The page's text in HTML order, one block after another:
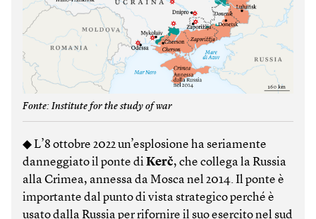
Fonte: Institute for the study of war
◆ L’8 ottobre 2022 un’esplosione ha seriamente
danneggiato il ponte diKerč, che collega la Russia
alla Crimea, annessa da Mosca nel 2014. Il ponte è
importante dal punto di vista strategico perché è
usato dalla Russia per rifornire il suo esercito nel sud